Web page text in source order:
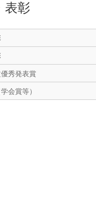
表彰
秀発表賞
会賞等）